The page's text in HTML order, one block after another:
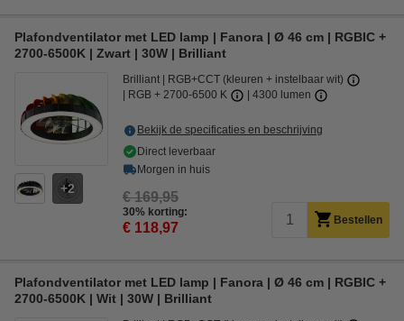
Plafondventilator met LED lamp | Fanora | Ø 46 cm | RGBIC +
2700-6500K | Zwart | 30W | Brilliant
2
Brilliant
RGB+CCT (kleuren + instelbaar wit)
RGB + 2700-6500 K
4300 lumen
Bekijk de specificaties en beschrijving
Direct leverbaar
Morgen in huis
€ 169,95
30% korting:
€ 118,97 Bestellen
Plafondventilator met LED lamp | Fanora | Ø 46 cm | RGBIC +
2700-6500K | Wit | 30W | Brilliant